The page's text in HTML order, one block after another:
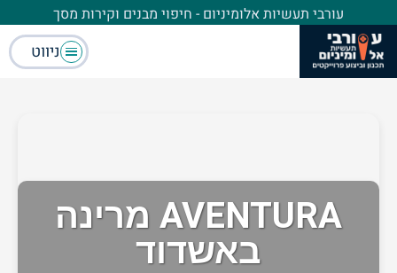
עורבי תעשיות אלומיניום - חיפוי מבנים וקירות מסך
ניווט
AVENTURA מרינה
באשדוד